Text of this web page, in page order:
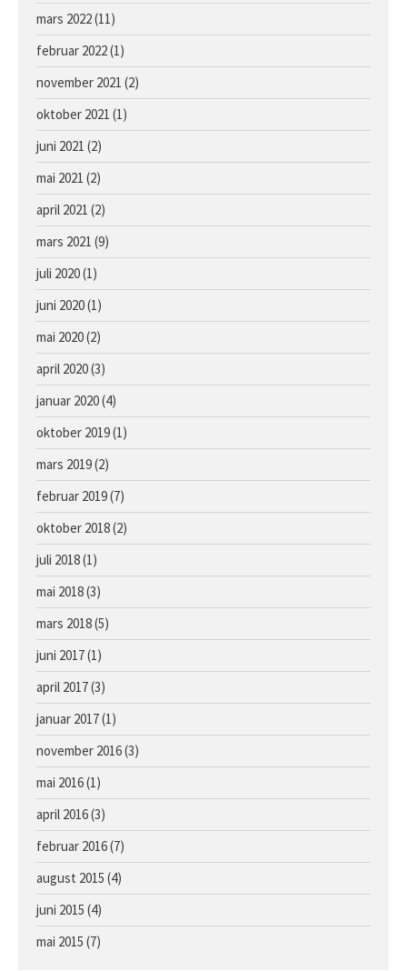
mars 2022(11)
februar 2022(1)
november 2021 (2)
oktober 2021 (1)
juni 2021 (2)
mai 2021 (2)
april 2021 (2)
mars 2021 (9)
juli 2020(1)
juni 2020(1)
mai 2020(2)
april 2020(3)
januar 2020(4)
oktober 2019(1)
mars 2019(2)
februar 2019(7)
oktober 2018(2)
juli 2018(1)
mai 2018(3)
mars 2018(5)
juni 2017(1)
april 2017(3)
januar 2017(1)
november 2016(3)
mai 2016(1)
april 2016(3)
februar 2016(7)
august 2015 (4)
juni 2015 (4)
mai 2015 (7)